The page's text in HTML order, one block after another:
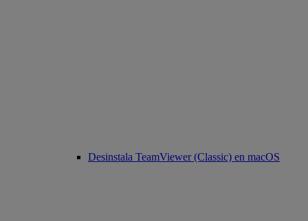
Desinstala TeamViewer (Classic) en macOS